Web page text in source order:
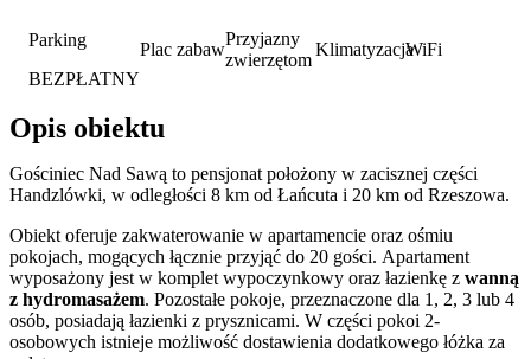
Parking
BEZPŁATNY
Plac zabaw
Przyjazny
zwierzętom
KlimatyzacjaWiFi
Opis obiektu
Gościniec Nad Sawą to pensjonat położony w zacisznej części
Handzlówki, w odległości 8 km od Łańcuta i 20 km od Rzeszowa.
Obiekt oferuje zakwaterowanie w apartamencie oraz ośmiu
pokojach, mogących łącznie przyjąć do 20 gości. Apartament
wyposażony jest w komplet wypoczynkowy oraz łazienkę z wanną
z hydromasażem. Pozostałe pokoje, przeznaczone dla 1, 2, 3 lub 4
osób, posiadają łazienki z prysznicami. W części pokoi 2-
osobowych istnieje możliwość dostawienia dodatkowego łóżka za